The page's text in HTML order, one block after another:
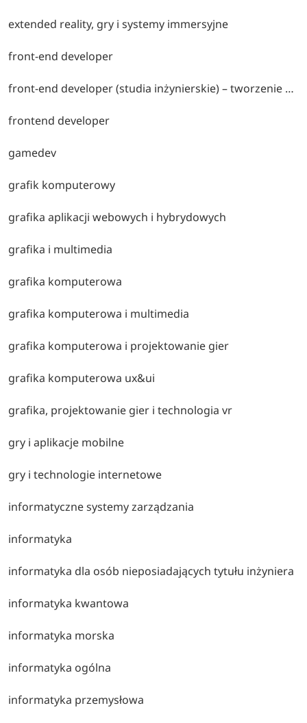
extended reality, gry i systemy immersyjne
front-end developer
front-end developer (studia inżynierskie) – tworzenie nowoczesnych interfejsów użytkownika, technologie html, css i javascript, frameworki frontendowe oraz ux/ui.
frontend developer
gamedev
grafik komputerowy
grafika aplikacji webowych i hybrydowych
grafika i multimedia
grafika komputerowa
grafika komputerowa i multimedia
grafika komputerowa i projektowanie gier
grafika komputerowa ux&ui
grafika, projektowanie gier i technologia vr
gry i aplikacje mobilne
gry i technologie internetowe
informatyczne systemy zarządzania
informatyka
informatyka dla osób nieposiadających tytułu inżyniera
informatyka kwantowa
informatyka morska
informatyka ogólna
informatyka przemysłowa